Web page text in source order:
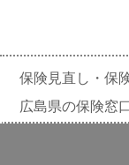
保険見直し・保
広島県の保険窓